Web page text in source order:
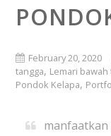
February 20, 2020
tangga, Lemari bawah
Pondok Kelapa,